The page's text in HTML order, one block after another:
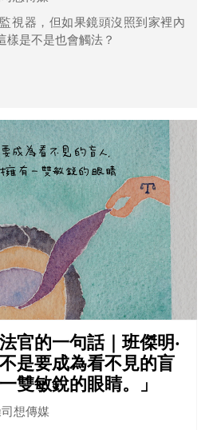
視器，但如果鏡頭沒照到家裡內
樣是不是也會觸法？
官的一句話｜班傑明‧
是要成為看不見的盲
雙敏銳的眼睛。」
想傳媒